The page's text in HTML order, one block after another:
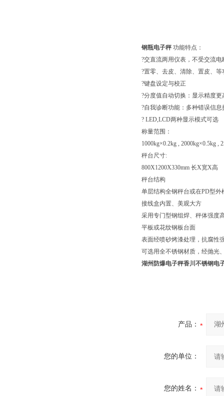
钢瓶电子秤功能特点：
?交直流两用仪表，不受交流电
?置零、去皮、清除、置皮、等
?键盘设定与校正
?分度值自动切换：显示精度更
?自我诊断功能：多种错误信息
? LED,LCD两种显示模式可选
称量范围：
1000kg×0.2kg , 2000kg×0.5kg ,
秤台尺寸:
800X1200X330mm 长X宽X高
秤台结构
单层结构全钢秤台或在PD型外
接线盒内置、美观大方
采用专门型钢组焊、秤体强度
平板或花纹钢板台面
表面经喷砂烤漆处理，抗腐性
可选用全不锈钢材质，经抛光
湖州防爆电子秤香川不锈钢电
产品：
您的单位：
您的姓名：